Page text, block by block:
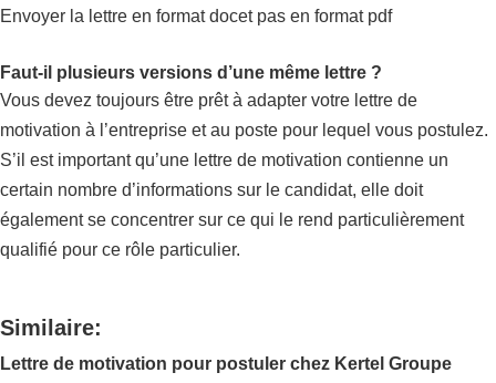
Envoyer la lettre en format docet pas en format pdf
Faut-il plusieurs versions d’une même lettre ?
Vous devez toujours être prêt à adapter votre lettre de
motivation à l’entreprise et au poste pour lequel vous postulez.
S’il est important qu’une lettre de motivation contienne un
certain nombre d’informations sur le candidat, elle doit
également se concentrer sur ce qui le rend particulièrement
qualifié pour ce rôle particulier.
Similaire:
Lettre de motivation pour postuler chez Kertel Groupe